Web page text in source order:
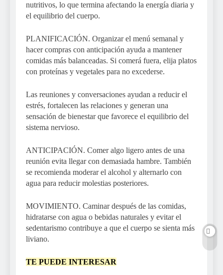
nutritivos, lo que termina afectando la energía diaria y
el equilibrio del cuerpo.
PLANIFICACIÓN. Organizar el menú semanal y
hacer compras con anticipación ayuda a mantener
comidas más balanceadas. Si comerá fuera, elija platos
con proteínas y vegetales para no excederse.
Las reuniones y conversaciones ayudan a reducir el
estrés, fortalecen las relaciones y generan una
sensación de bienestar que favorece el equilibrio del
sistema nervioso.
ANTICIPACIÓN. Comer algo ligero antes de una
reunión evita llegar con demasiada hambre. También
se recomienda moderar el alcohol y alternarlo con
agua para reducir molestias posteriores.
MOVIMIENTO. Caminar después de las comidas,
hidratarse con agua o bebidas naturales y evitar el
sedentarismo contribuye a que el cuerpo se sienta más
liviano.
TE PUEDE INTERESAR